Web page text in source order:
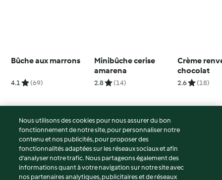
Bûche aux marrons
4.1 (69)
Minibûche cerise
amarena
2.8 (14)
Crème
chocolat
2.6 (18)
© Copyright 2026
Conditions d'utilisation
Politique de confidentialité
Non-responsabilité
Nous utilisons des cookies pour nous assurer du bon
fonctionnement de notre site, pour personnaliser notre
contenu et nos publicités, pour proposer des
fonctionnalités adaptées sur les réseaux sociaux et afin
d’analyser notre trafic. Nous partageons également des
informations quant à votre navigation sur notre site avec
nos partenaires analytiques, publicitaires et de réseaux